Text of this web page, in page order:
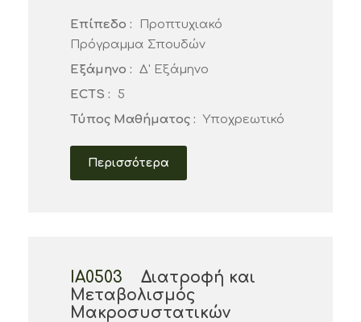
Επίπεδο :
Προπτυχιακό
Πρόγραμμα Σπουδών
Εξάμηνο : Δ' Εξάμηνο
ECTS :
5
Τύπος Μαθήματος : Υποχρεωτικό
Περισσότερα
ΙΑ0503
Διατροφή και
Μεταβολισμός
Μακροσυστατικών